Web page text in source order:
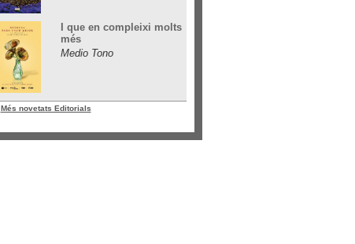
I que en compleixi molts
més
Medio Tono
Més novetats Editorials